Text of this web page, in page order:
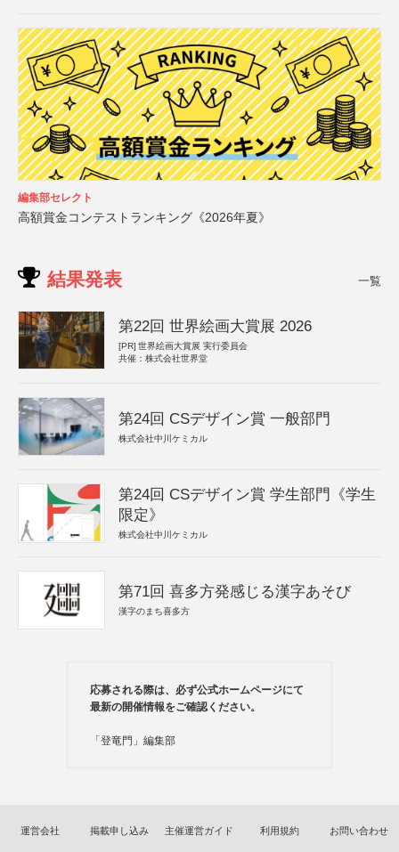
編集部セレクト
高額賞金コンテストランキング《2026年夏》
結果発表 一覧
第22回 世界絵画大賞展 2026
[PR] 世界絵画大賞展 実行委員会
共催：株式会社世界堂
第24回 CSデザイン賞 一般部門
株式会社中川ケミカル
第24回 CSデザイン賞 学生部門《学生
限定》
株式会社中川ケミカル
第71回 喜多方発感じる漢字あそび
漢字のまち喜多方
応募される際は、必ず公式ホームページにて
最新の開催情報をご確認ください。
「登竜門」編集部
運営会社 掲載申し込み 主催運営ガイド 利用規約 お問い合わせ